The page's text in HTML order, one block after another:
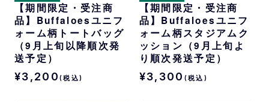
【期間限定・受注商
品】Buffaloesユニフ
ォーム柄トートバッグ
（9月上旬以降順次発
送予定）
¥3,200 (税込)
【期間限定・受注商
品】Buffaloesユニフ
ォーム柄スタジアムク
ッション（9月上旬よ
り順次発送予定）
¥3,300 (税込)